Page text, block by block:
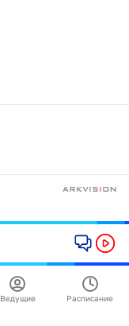
Ведущие Расписание